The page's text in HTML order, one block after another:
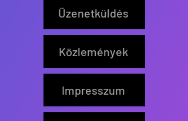
Üzenetküldés
Közlemények
Impresszum